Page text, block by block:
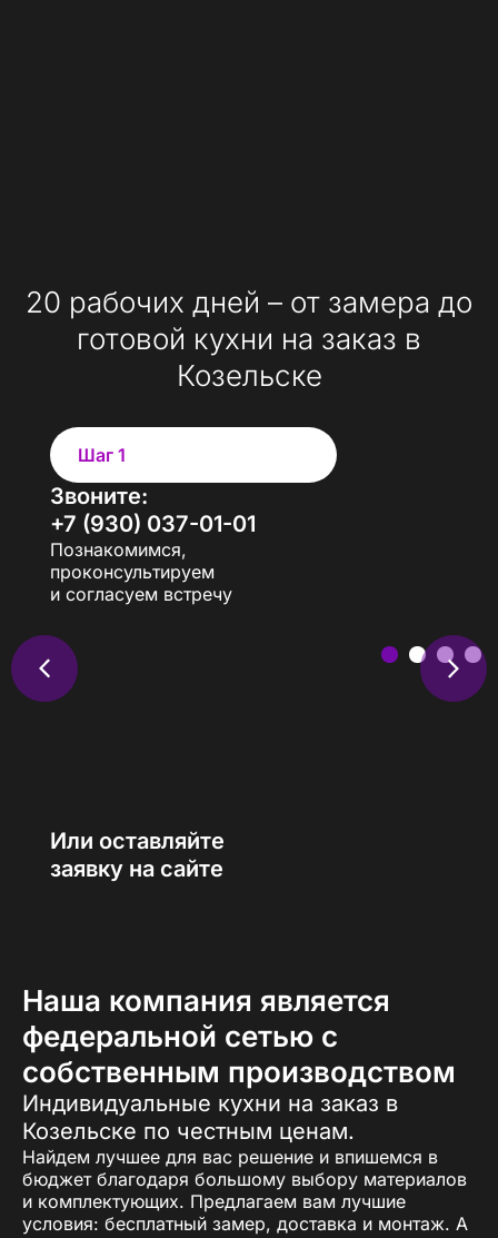
20 рабочих дней – от замера до
готовой кухни на заказ в
Козельске
Шаг 1
Звоните:
+7 (930) 037-01-01
Познакомимся,
проконсультируем
и согласуем встречу
Или оставляйте
заявку на сайте
Наша компания является
федеральной сетью с
собственным производством
Индивидуальные кухни на заказ в
Козельске по честным ценам.
Найдем лучшее для вас решение и впишемся в
бюджет благодаря большому выбору материалов
и комплектующих. Предлагаем вам лучшие
условия: бесплатный замер, доставка и монтаж. А